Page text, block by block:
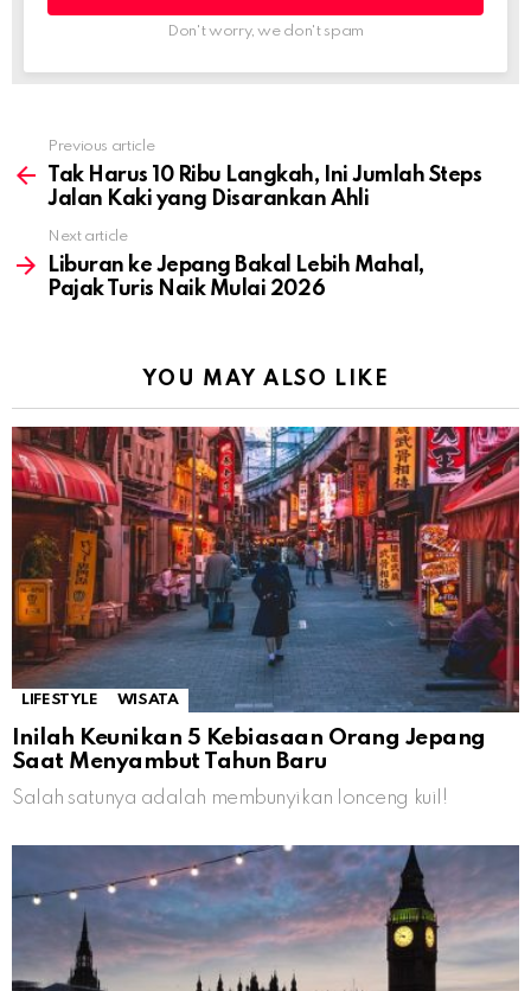
Don't worry, we don't spam
more
Previous article
Tak Harus 10 Ribu Langkah, Ini Jumlah Steps
Jalan Kaki yang Disarankan Ahli
Next article
Liburan ke Jepang Bakal Lebih Mahal,
Pajak Turis Naik Mulai 2026
YOU MAY ALSO LIKE
LIFESTYLE WISATA
Inilah Keunikan 5 Kebiasaan Orang Jepang
Saat Menyambut Tahun Baru
Salah satunya adalah membunyikan lonceng kuil!